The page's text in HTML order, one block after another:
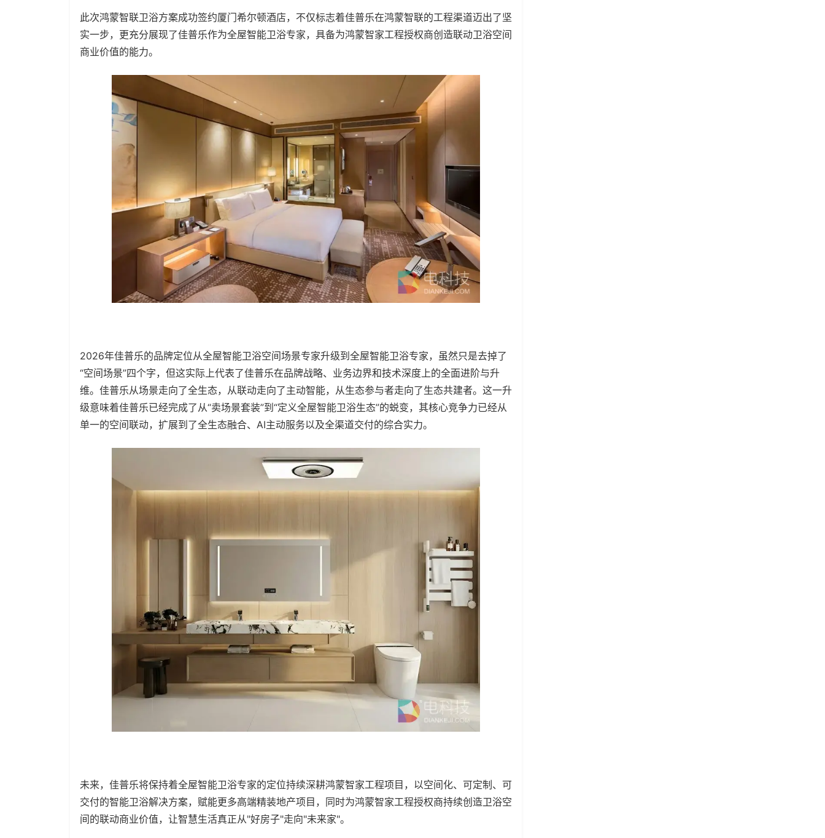
此次鸿蒙智联卫浴方案成功签约厦门希尔顿酒店，不仅标志着佳普乐在鸿蒙智联的工程渠道迈出了坚
实一步，更充分展现了佳普乐作为全屋智能卫浴专家，具备为鸿蒙智家工程授权商创造联动卫浴空间
商业价值的能力。
2026年佳普乐的品牌定位从全屋智能卫浴空间场景专家升级到全屋智能卫浴专家，虽然只是去掉了
“空间场景”四个字，但这实际上代表了佳普乐在品牌战略、业务边界和技术深度上的全面进阶与升
维。佳普乐从场景走向了全生态，从联动走向了主动智能，从生态参与者走向了生态共建者。这一升
级意味着佳普乐已经完成了从“卖场景套装”到“定义全屋智能卫浴生态”的蜕变，其核心竞争力已经从
单一的空间联动，扩展到了全生态融合、AI主动服务以及全渠道交付的综合实力。
未来，佳普乐将保持着全屋智能卫浴专家的定位持续深耕鸿蒙智家工程项目，以空间化、可定制、可
交付的智能卫浴解决方案，赋能更多高端精装地产项目，同时为鸿蒙智家工程授权商持续创造卫浴空
间的联动商业价值，让智慧生活真正从"好房子"走向"未来家"。